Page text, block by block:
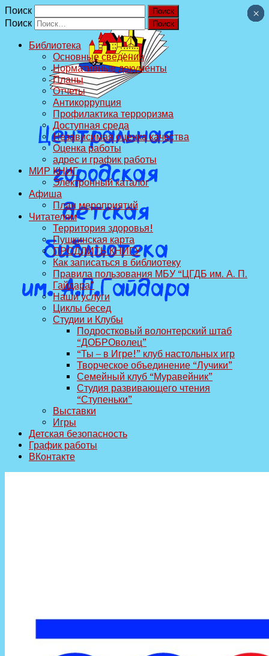
Поиск
Поиск
Библиотека
Основные сведения
Нормативные документы
Планы
Отчеты
Антикоррупция
Профилактика терроризма
Доступная среда
Независимая оценка качества
Оценка работы
адрес и график работы
МИР КНИГ
Электронный каталог
Афиша
План мероприятий
Читателям
Территория здоровья!
Пушкинская карта
ПРОДЛИТЬ КНИГУ
Как записаться в библиотеку
Правила пользования МБУ “ЦГДБ им. А. П.
Гайдара”
Наши услуги
Циклы бесед
Студии и Клубы
Подростковый волонтерский штаб
“ДОБРОволец”
“Ты – в Игре!” клуб настольных игр
Творческое объединение “Лучики”
Семейный клуб “Муравейник”
Студия развивающего чтения
“Ступеньки”
Выставки
Игры
Детская безопасность
График работы
ВКонтакте
×
×
×
×
×
×
×
×
×
×